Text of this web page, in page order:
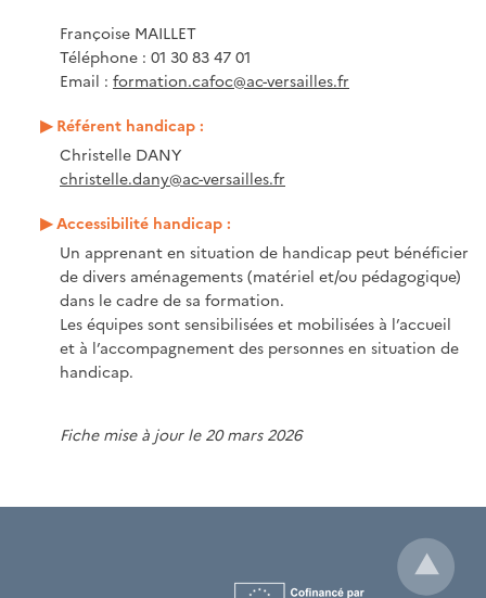
Françoise MAILLET
Téléphone : 01 30 83 47 01
Email : formation.cafoc@ac-versailles.fr
Référent handicap :
Christelle DANY
christelle.dany@ac-versailles.fr
Accessibilité handicap :
Un apprenant en situation de handicap peut bénéficier
de divers aménagements (matériel et/ou pédagogique)
dans le cadre de sa formation.
Les équipes sont sensibilisées et mobilisées à l’accueil
et à l’accompagnement des personnes en situation de
handicap.
Fiche mise à jour le 20 mars 2026